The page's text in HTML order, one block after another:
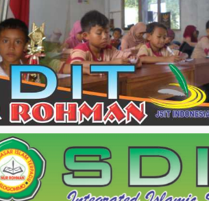
TTL
Wonogiri, 25 Mei 1996
AGAMA
Islam
STAT
Guru Honor
GTK
Guru Kelas